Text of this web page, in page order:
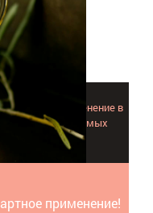
применение!
свое применение в
в самых